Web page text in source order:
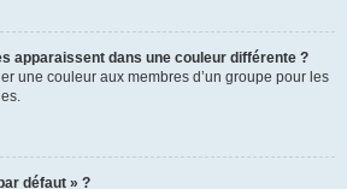
apparaissent dans une couleur différente ?
une couleur aux membres d’un groupe pour les
défaut » ?